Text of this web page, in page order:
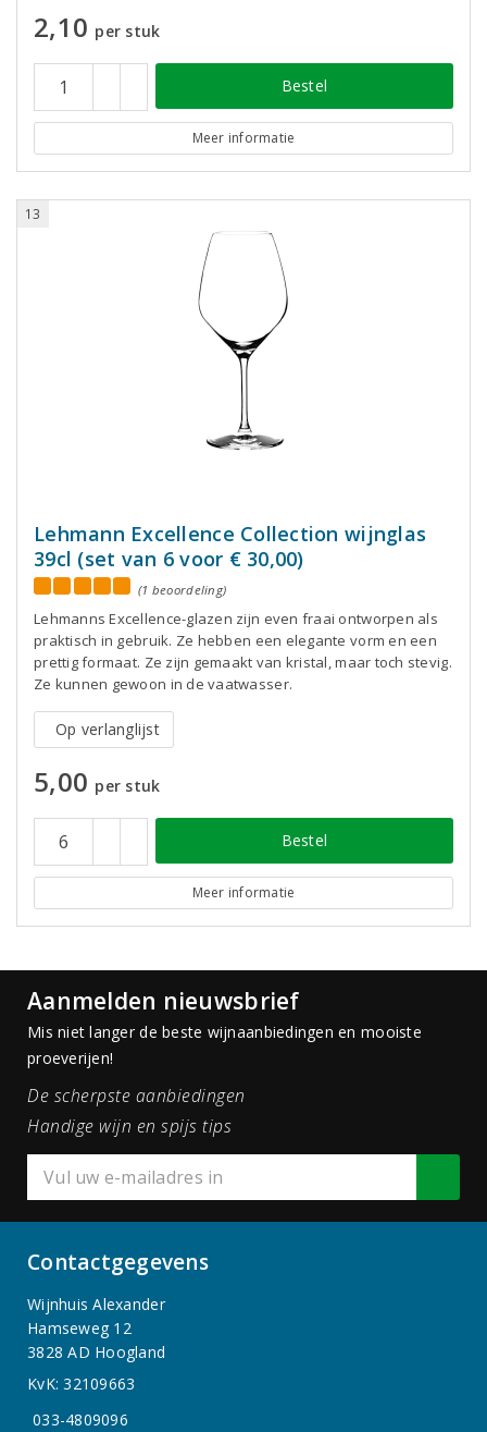
2,10 per stuk
Bestel
Meer informatie
13
Lehmann Excellence Collection wijnglas
39cl (set van 6 voor € 30,00)
(1 beoordeling)
Lehmanns Excellence-glazen zijn even fraai ontworpen als
praktisch in gebruik. Ze hebben een elegante vorm en een
prettig formaat. Ze zijn gemaakt van kristal, maar toch stevig.
Ze kunnen gewoon in de vaatwasser.
Op verlanglijst
5,00 per stuk
Bestel
Meer informatie
Aanmelden nieuwsbrief
Mis niet langer de beste wijnaanbiedingen en mooiste
proeverijen!
De scherpste aanbiedingen
Handige wijn en spijs tips
Contactgegevens
Wijnhuis Alexander
Hamseweg 12
3828 AD Hoogland
KvK: 32109663
033-4809096